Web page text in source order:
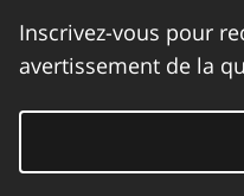
Inscrivez-vous pour
avertissement de la